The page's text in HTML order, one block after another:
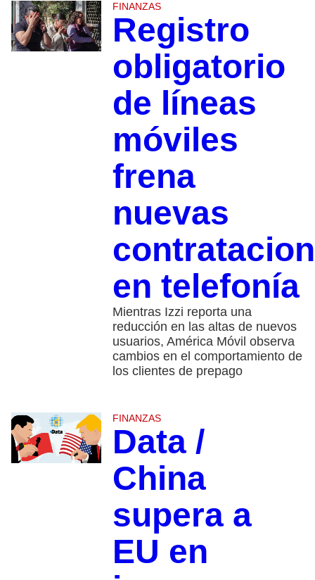
FINANZAS
Registro
obligatorio
de líneas
móviles
frena
nuevas
en telefonía
Mientras Izzi reporta una
reducción en las altas de nuevos
usuarios, América Móvil observa
cambios en el comportamiento de
los clientes de prepago
FINANZAS
Data /
China
supera a
EU en